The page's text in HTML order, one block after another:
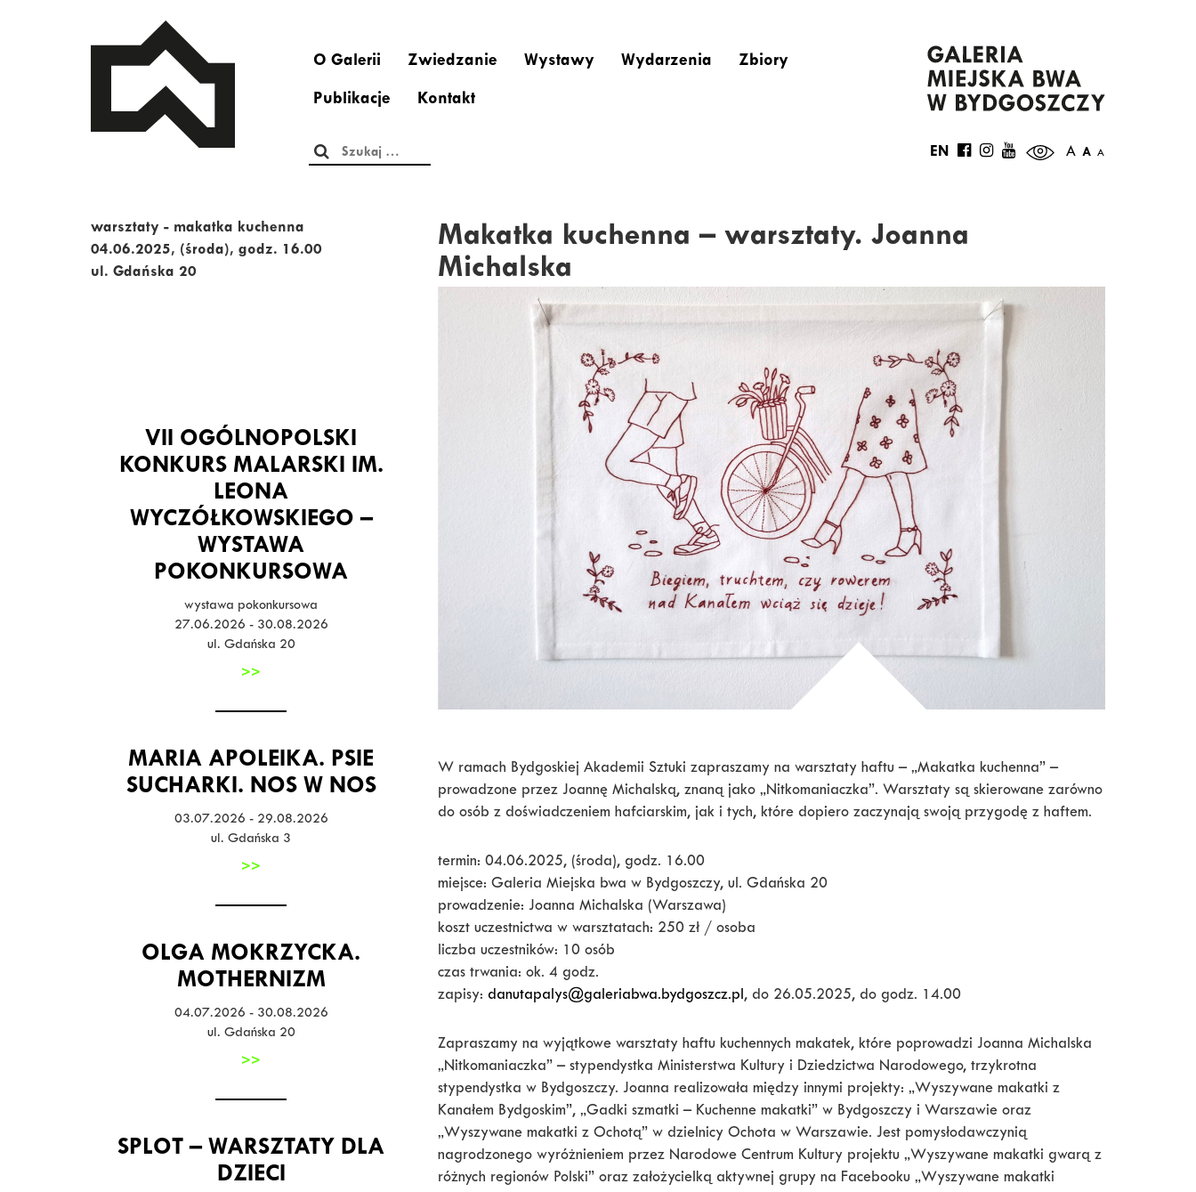
O Galerii Zwiedzanie Wystawy Wydarzenia Zbiory
Publikacje Kontakt
Szukaj: A A A
EN
warsztaty - makatka kuchenna
04.06.2025, (środa), godz. 16.00
ul. Gdańska 20
VII OGÓLNOPOLSKI
KONKURS MALARSKI IM.
LEONA
WYCZÓŁKOWSKIEGO –
WYSTAWA
POKONKURSOWA
wystawa pokonkursowa
27.06.2026 - 30.08.2026
ul. Gdańska 20
>>
MARIA APOLEIKA. PSIE
SUCHARKI. NOS W NOS
03.07.2026 - 29.08.2026
ul. Gdańska 3
>>
OLGA MOKRZYCKA.
MOTHERNIZM
04.07.2026 - 30.08.2026
ul. Gdańska 20
>>
SPLOT – WARSZTATY DLA
DZIECI
Makatka kuchenna – warsztaty. Joanna
Michalska
W ramach Bydgoskiej Akademii Sztuki zapraszamy na warsztaty haftu – „Makatka kuchenna” –
prowadzone przez Joannę Michalską, znaną jako „Nitkomaniaczka”. Warsztaty są skierowane zarówno
do osób z doświadczeniem hafciarskim, jak i tych, które dopiero zaczynają swoją przygodę z haftem.
termin: 04.06.2025, (środa), godz. 16.00
miejsce: Galeria Miejska bwa w Bydgoszczy, ul. Gdańska 20
prowadzenie: Joanna Michalska (Warszawa)
koszt uczestnictwa w warsztatach: 250 zł / osoba
liczba uczestników: 10 osób
czas trwania: ok. 4 godz.
zapisy: danutapalys@galeriabwa.bydgoszcz.pl, do 26.05.2025, do godz. 14.00
Zapraszamy na wyjątkowe warsztaty haftu kuchennych makatek, które poprowadzi Joanna Michalska
„Nitkomaniaczka” – stypendystka Ministerstwa Kultury i Dziedzictwa Narodowego, trzykrotna
stypendystka w Bydgoszczy. Joanna realizowała między innymi projekty: „Wyszywane makatki z
Kanałem Bydgoskim”, „Gadki szmatki – Kuchenne makatki” w Bydgoszczy i Warszawie oraz
„Wyszywane makatki z Ochotą” w dzielnicy Ochota w Warszawie. Jest pomysłodawczynią
nagrodzonego wyróżnieniem przez Narodowe Centrum Kultury projektu „Wyszywane makatki gwarą z
różnych regionów Polski” oraz założycielką aktywnej grupy na Facebooku „Wyszywane makatki